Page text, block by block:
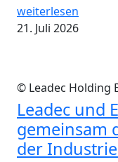
weiterlesen
21. Juli 2026
© Leadec Holding
Leadec und
gemeinsam
der